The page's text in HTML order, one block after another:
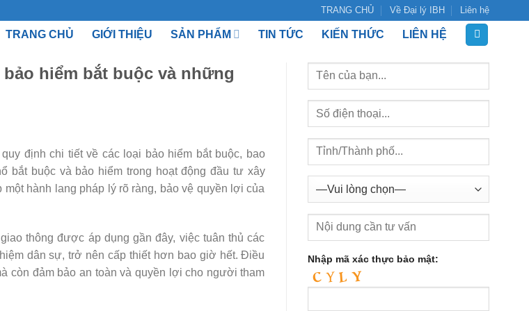
TRANG CHỦ Về Đại lý IBH Liên hệ
TRANG CHỦ GIỚI THIỆU SẢN PHẨM TIN TỨC KIẾN THỨC LIÊN HỆ
hiểm bắt buộc và những
định chi tiết về các loại bảo hiểm bắt buộc, bao
bắt buộc và bảo hiểm trong hoạt động đầu tư xây
hành lang pháp lý rõ ràng, bảo vệ quyền lợi của
thông được áp dụng gần đây, việc tuân thủ các
dân sự, trở nên cấp thiết hơn bao giờ hết. Điều
còn đảm bảo an toàn và quyền lợi cho người tham
Nhập mã xác thực bảo mật: